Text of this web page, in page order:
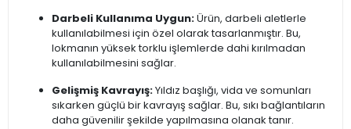
Darbeli Kullanıma Uygun:Ürün, darbeli aletlerle
kullanılabilmesi için özel olarak tasarlanmıştır. Bu,
lokmanın yüksek torklu işlemlerde dahi kırılmadan
kullanılabilmesini sağlar.
Gelişmiş Kavrayış:Yıldız başlığı, vida ve somunları
sıkarken güçlü bir kavrayış sağlar. Bu, sıkı bağlantıların
daha güvenilir şekilde yapılmasına olanak tanır.